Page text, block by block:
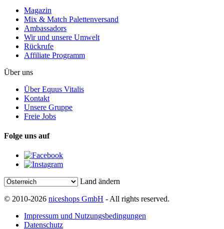
Magazin
Mix & Match Palettenversand
Ambassadors
Wir und unsere Umwelt
Rückrufe
Affiliate Programm
Über uns
Über Equus Vitalis
Kontakt
Unsere Gruppe
Freie Jobs
Folge uns auf
Land ändern
© 2010-2026 niceshops GmbH - All rights reserved.
Impressum und Nutzungsbedingungen
Datenschutz